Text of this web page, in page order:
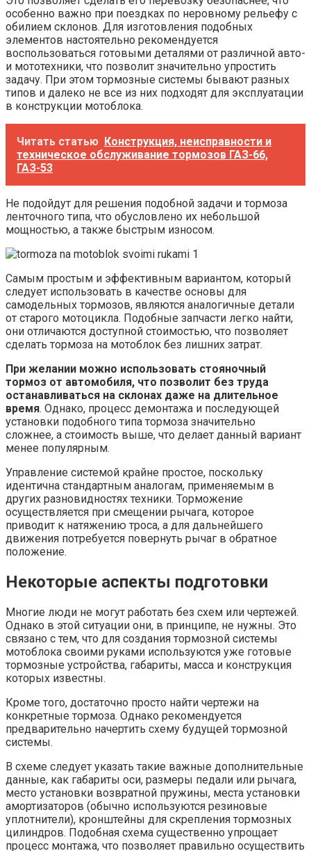
особенно важно при поездках по неровному рельефу с
обилием склонов. Для изготовления подобных
элементов настоятельно рекомендуется
воспользоваться готовыми деталями от различной авто-
и мототехники, что позволит значительно упростить
задачу. При этом тормозные системы бывают разных
типов и далеко не все из них подходят для эксплуатации
в конструкции мотоблока.
Читать статью Конструкция, неисправности и
техническое обслуживание тормозов ГАЗ-66,
ГАЗ-53
Не подойдут для решения подобной задачи и тормоза
ленточного типа, что обусловлено их небольшой
мощностью, а также быстрым износом.
Самым простым и эффективным вариантом, который
следует использовать в качестве основы для
самодельных тормозов, являются аналогичные детали
от старого мотоцикла. Подобные запчасти легко найти,
они отличаются доступной стоимостью, что позволяет
сделать тормоза на мотоблок без лишних затрат.
При желании можно использовать стояночный
тормоз от автомобиля, что позволит без труда
останавливаться на склонах даже на длительное
время. Однако, процесс демонтажа и последующей
установки подобного типа тормоза значительно
сложнее, а стоимость выше, что делает данный вариант
менее популярным.
Управление системой крайне простое, поскольку
идентична стандартным аналогам, применяемым в
других разновидностях техники. Торможение
осуществляется при смещении рычага, которое
приводит к натяжению троса, а для дальнейшего
движения потребуется повернуть рычаг в обратное
положение.
Некоторые аспекты подготовки
Многие люди не могут работать без схем или чертежей.
Однако в этой ситуации они, в принципе, не нужны. Это
связано с тем, что для создания тормозной системы
мотоблока своими руками используются уже готовые
тормозные устройства, габариты, масса и конструкция
которых известны.
Кроме того, достаточно просто найти чертежи на
конкретные тормоза. Однако рекомендуется
предварительно начертить схему будущей тормозной
системы.
В схеме следует указать такие важные дополнительные
данные, как габариты оси, размеры педали или рычага,
место установки возвратной пружины, места установки
амортизаторов (обычно используются резиновые
уплотнители), кронштейны для скрепления тормозных
цилиндров. Подобная схема существенно упрощает
процесс монтажа, что позволяет правильно осуществить